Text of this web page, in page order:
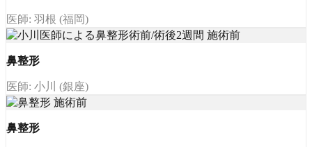
医師: 羽根 (福岡)
鼻整形
医師: 小川 (銀座)
鼻整形